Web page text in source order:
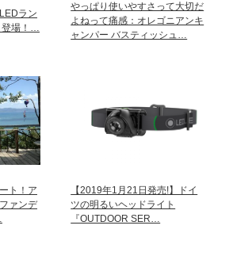
ラン
登場！…
やっぱり使いやすさって大切だ
よねって痛感：オレゴニアンキ
ャンパー バスティッシュ…
ト！ア
ァンデ
【2019年1月21日発売!】ドイ
ツの明るいヘッドライト
『OUTDOOR SER…